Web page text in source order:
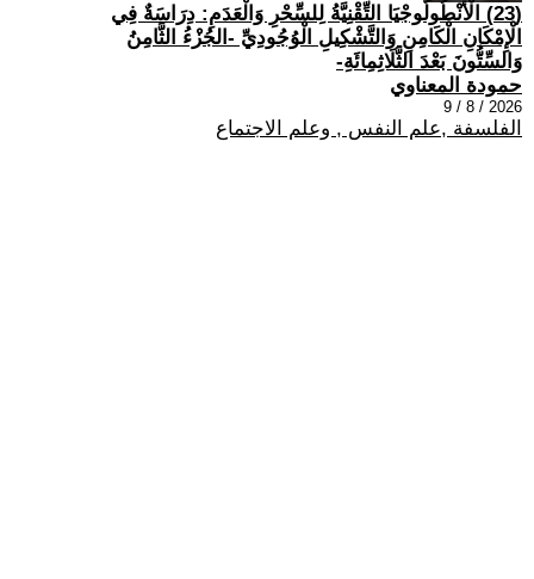
(23) الْأَنْطُولُوجْيَا التِّقْنِيَّةُ لِلسِّحْرِ وَالْعَدَمِ: دِرَاسَةٌ فِي
الْإِمْكَانِ الْكَامِنِ وَالتَّشْكِيلِ الْوُجُودِيِّ -الجُزْءُ الثَّامِنُ
وَالسِّتُّونَ بَعْدَ الثَّلَاثِمِائَةِ-
حمودة المعناوي
2026 / 8 / 9
الفلسفة ,علم النفس , وعلم الاجتماع